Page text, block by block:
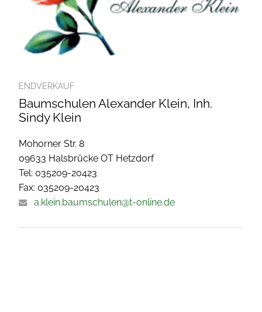
ENDVERKAUF
Baumschulen Alexander Klein, Inh.
Sindy Klein
Mohorner Str. 8
09633 Halsbrücke OT Hetzdorf
Tel: 035209-20423
Fax: 035209-20423
a.klein.baumschulen@t-online.de